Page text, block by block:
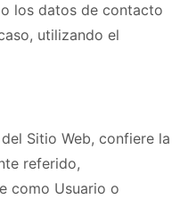
los datos de contacto
utilizando el
Sitio Web, confiere la
referido,
como Usuario o